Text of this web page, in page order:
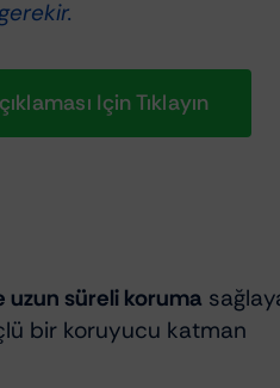
Için Tıklayın
uzun süreli koruma
bir koruyucu katman